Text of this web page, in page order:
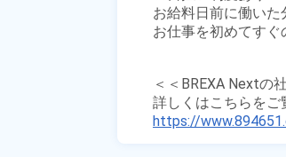
お給料日前に働いた
お仕事を初めてす
＜＜BREXA Nextの
https://